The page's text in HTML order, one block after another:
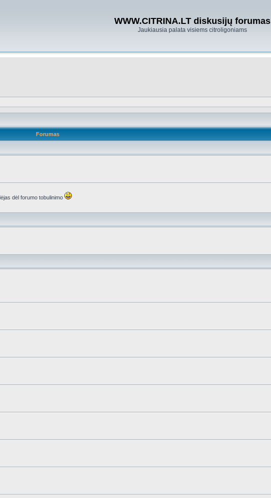
WWW.CITRINA.LT diskusijų forumas
Jaukiausia palata visiems citroligoniams
Forumas
dėl forumo tobulinimo